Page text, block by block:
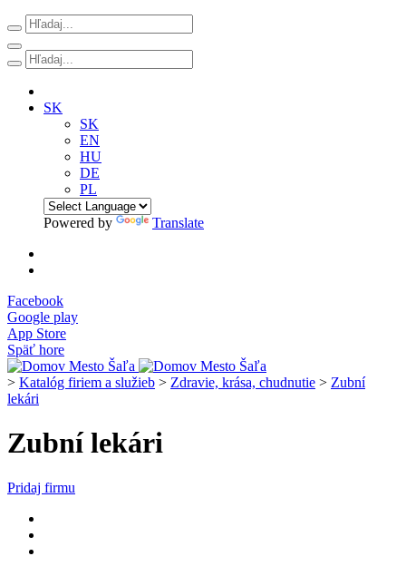
SK
SK
EN
HU
DE
PL
Powered by Translate
Facebook
Google play
App Store
Späť hore
> Katalóg firiem a služieb > Zdravie, krása, chudnutie > Zubní
lekári
Zubní lekári
Pridaj firmu